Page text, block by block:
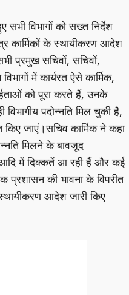
विभागों को सख्त निर्देश
कार्मिकों के स्थायीकरण आदेश
प्रमुख सचिवों, सचिवों,
में कार्यरत ऐसे कार्मिक,
को पूरा करते हैं, उनके
पदोन्नति मिल चुकी है,
जाएं।सचिव कार्मिक ने कहा
मिलने के बावजूद
आदि में दिक्कतें आ रही हैं और कई
प्रशासन की भावना के विपरीत
आदेश जारी किए